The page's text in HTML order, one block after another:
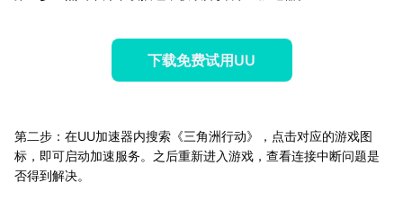
下载免费试用UU
第二步：在UU加速器内搜索《三角洲行动》，点击对应的游戏图
标，即可启动加速服务。之后重新进入游戏，查看连接中断问题是
否得到解决。